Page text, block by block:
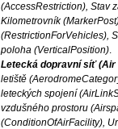
(AccessRestriction), Stav
Kilometrovník
(RestrictionForVehicles),
poloha (VerticalPosition).
Letecká dopravní síť
letiště
leteckých spojení
vzdušného prostoru
(ConditionOfAirFacility),